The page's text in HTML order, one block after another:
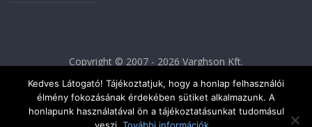
Copyright © 2007 - 2026 Varghson Kft.
Kedves Látogató! Tájékoztatjuk, hogy a honlap felhasználói
élmény fokozásának érdekében sütiket alkalmazunk. A
honlapunk használatával ön a tájékoztatásunkat tudomásul